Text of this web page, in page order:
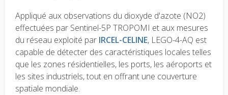
Appliqué aux observations du dioxyde d'azote (NO2)
effectuées par Sentinel-5P TROPOMI et aux mesures
du réseau exploité par IRCEL-CELINE, LEGO-4-AQ est
capable de détecter des caractéristiques locales telles
que les zones résidentielles, les ports, les aéroports et
les sites industriels, tout en offrant une couverture
spatiale mondiale.